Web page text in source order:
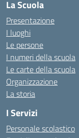
La Scuola
Presentazione
I luoghi
Le persone
I numeri della scuola
Le carte della scuola
Organizzazione
La storia
I Servizi
Personale scolastico